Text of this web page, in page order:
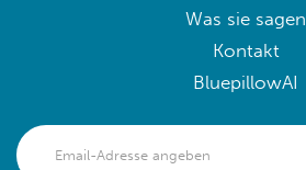
Was sie sagen
Kontakt
BluepillowAI